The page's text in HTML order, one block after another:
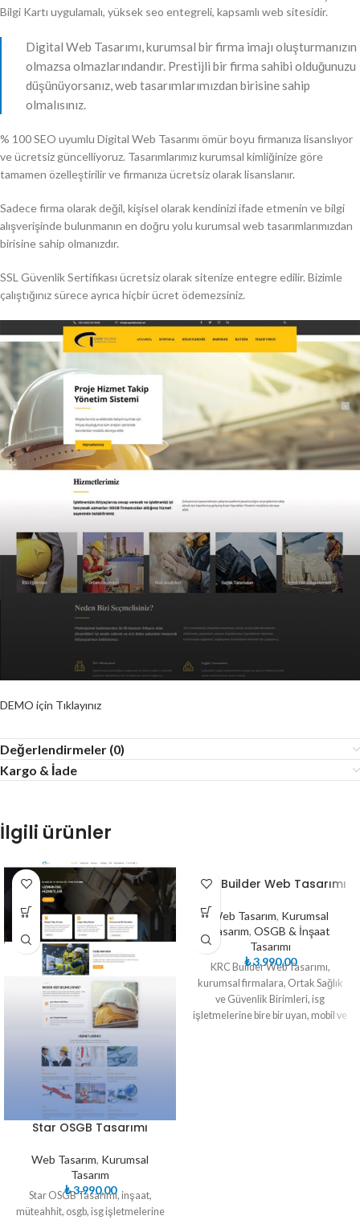
Bilgi Kartı uygulamalı, yüksek seo entegreli, kapsamlı web sitesidir.
Digital Web Tasarımı, kurumsal bir firma imajı oluşturmanızın
olmazsa olmazlarındandır. Prestijli bir firma sahibi olduğunuzu
düşünüyorsanız, web tasarımlarımızdan birisine sahip
olmalısınız.
% 100 SEO uyumlu Digital Web Tasarımı ömür boyu firmanıza lisanslıyor
ve ücretsiz güncelliyoruz. Tasarımlarımız kurumsal kimliğinize göre
tamamen özelleştirilir ve firmanıza ücretsiz olarak lisanslanır.
Sadece firma olarak değil, kişisel olarak kendinizi ifade etmenin ve bilgi
alışverişinde bulunmanın en doğru yolu kurumsal web tasarımlarımızdan
birisine sahip olmanızdır.
SSL Güvenlik Sertifikası ücretsiz olarak sitenize entegre edilir. Bizimle
çalıştığınız sürece ayrıca hiçbir ücret ödemezsiniz.
DEMO için Tıklayınız
Değerlendirmeler (0)
Kargo & İade
İlgili ürünler
Star OSGB Tasarımı
Web Tasarım, Kurumsal
Tasarım
₺3.990,00
Star OSGB Tasarımı, inşaat,
müteahhit, osgb, isg işletmelerine
KRC Builder Web Tasarımı
Web Tasarım, Kurumsal
Tasarım, OSGB & İnşaat
Tasarımı
₺3.990,00
KRC Builder Web Tasarımı,
kurumsal firmalara, Ortak Sağlık
ve Güvenlik Birimleri, isg
işletmelerine bire bir uyan, mobil ve